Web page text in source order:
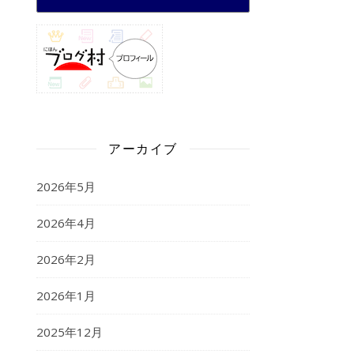
アーカイブ
2026年5月
2026年4月
2026年2月
2026年1月
2025年12月